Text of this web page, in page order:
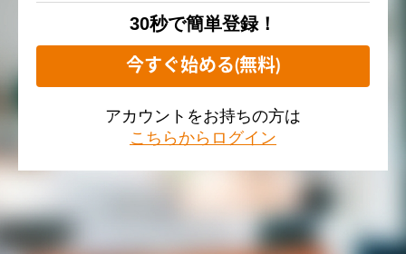
30秒で簡単登録！
今すぐ始める(無料)
アカウントをお持ちの方は
こちらからログイン